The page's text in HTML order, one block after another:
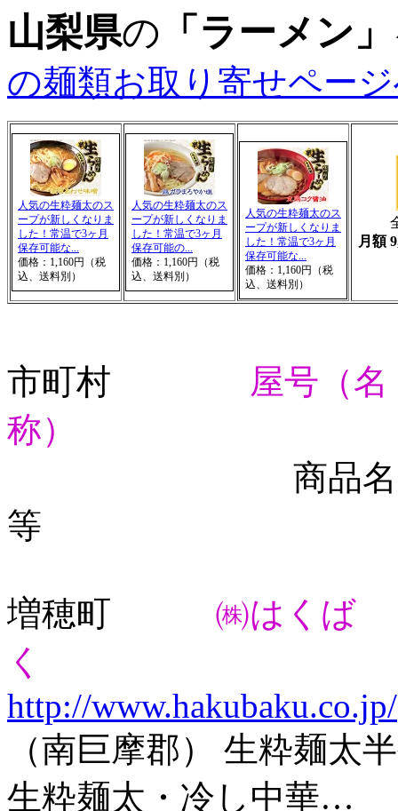
山梨県の 「ラーメン
の麺類お取り寄せペー
人気の生粋麺太のス
ープが新しくなりま
した！常温で3ヶ月
保存可能な...
価格：1,160円（税
込、送料別）
人気の生粋麺太のス
ープが新しくなりま
した！常温で3ヶ月
保存可能の...
価格：1,160円（税
込、送料別）
人気の生粋麺太のス
ープが新しくなりま
した！常温で3ヶ月
保存可能な...
価格：1,160円（税
込、送料別）
月額
市町村 屋号（名
称）
商品名
等
増穂町 ㈱はくば
く
http://www.hakubaku.co.jp/
（南巨摩郡） 生粋麺太
生粋麺太・冷し中華…